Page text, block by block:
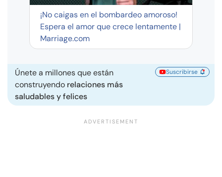
¡No caigas en el bombardeo amoroso!
Espera el amor que crece lentamente |
Marriage.com
Únete a millones que están
construyendo relaciones más
saludables y felices
Suscribirse